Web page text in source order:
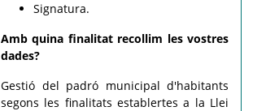
Signatura.
Amb quina finalitat recollim les vostres
dades?
Gestió del padró municipal d'habitants
segons les finalitats establertes a la Llei